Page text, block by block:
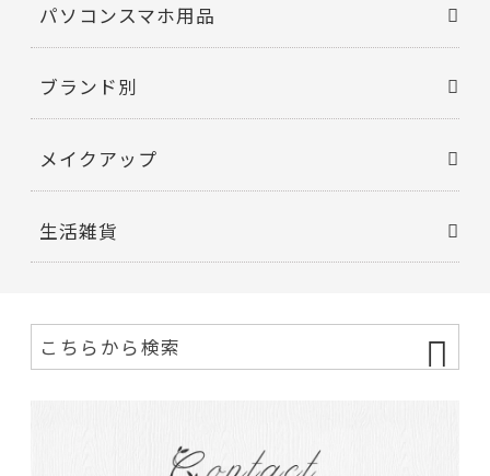
パソコンスマホ用品
ブランド別
メイクアップ
生活雑貨